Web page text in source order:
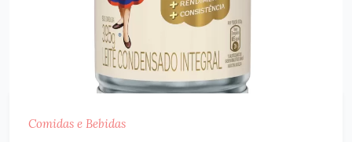
Comidas e Bebidas